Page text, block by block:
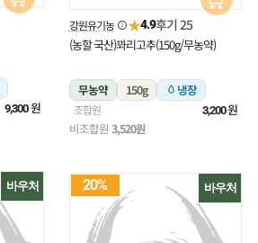
9,300원
강원유기농 ★4.9후기 25
(농할 국산)꽈리고추(150g/무농약)
무농약 150g 냉장
조합원 3,200원
비조합원 3,520원
바우처 바우처
20%